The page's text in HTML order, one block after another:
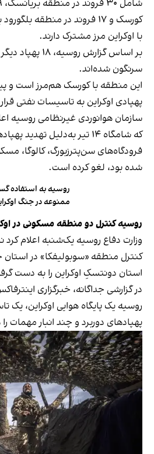
کورسک و ۱۷ فروند در منطقه
با اوکراین مرز مشترک دارند.
بر اساس گزارش
سرنگون شده‌اند.
این منطقه‌ با کورسک هم‌مرز است و
پهپادی اوکراین به تاسیسات نفتی
سازمان هوانوردی غیرنظامی روسیه
که شامگاه ۱۴ تیر به‌دلیل
فرودگاه‌های سن‌پترزبورگ، کالوگا،
شده بود، لغو کرده است.
روسیه به استفاده
ممنوعه در جنگ
روسیه کنترل دو منطقه مسکونی در
وزارت دفاع روسیه یک‌شنبه اعلام
کنترل منطقه «سوبولیفکا» در استان
استان دونتسکِ اوکراین را به دست
در گزارشی جداگانه، خبرگزاری
روسیه یک پایگاه هوایی اوکراین،
پهپادهای دوربرد و چند انبار مهمات